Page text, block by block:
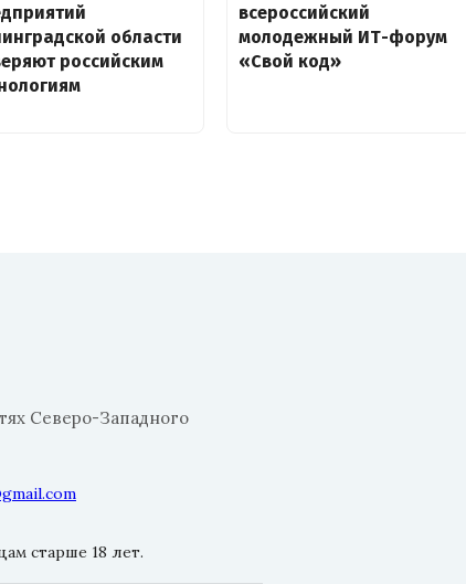
области
российским
всероссийский
молодежный ИТ-форум
«Свой код»
Северо-Западного
старше 18 лет.